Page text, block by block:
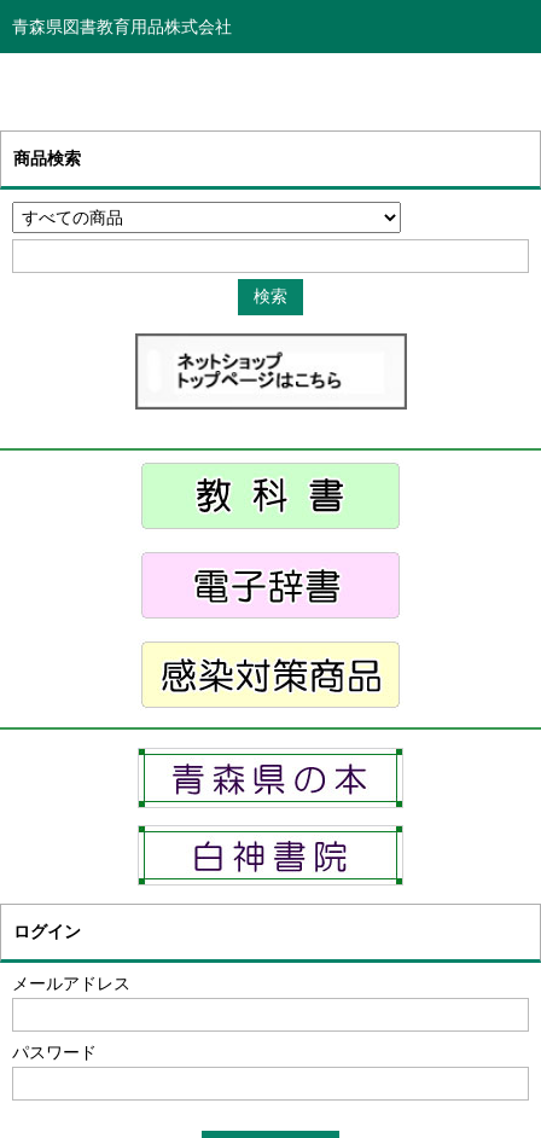
青森県図書教育用品株式会社
商品検索
ログイン
メールアドレス
パスワード